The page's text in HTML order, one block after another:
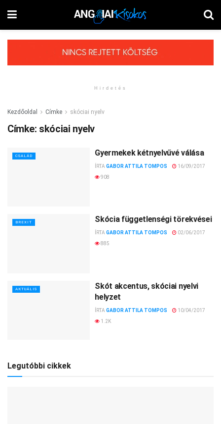
Hirdetés
Kezdőoldal Címke skóciai nyelv
Címke: skóciai nyelv
CSALÁD Gyermekek kétnyelvűvé válása
ÍRTA GABOR ATTILA TOMPOS
16/09/2017
908
BREXIT Skócia függetlenségi törekvései
ÍRTA GABOR ATTILA TOMPOS
02/06/2017
885
AKTUÁLIS
Skót akcentus, skóciai nyelvi
helyzet
ÍRTA GABOR ATTILA TOMPOS
10/04/2017
1.2K
Legutóbbi cikkek